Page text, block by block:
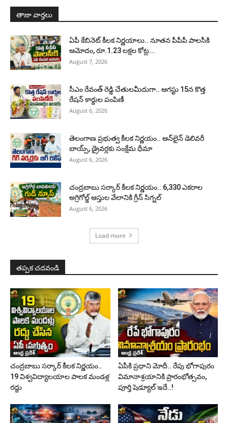
తాజా వార్తలు
ఏపీ కేబినెట్ కీలక నిర్ణయాలు.. నూతన పీపీపీ పాలసీకి
ఆమోదం, రూ.1.23 లక్షల కోట్ల...
August 7, 2026
సీఎం రేవంత్ రెడ్డి చేతులమీదుగా.. ఆగస్టు 15న కొత్త
రేషన్ కార్డుల పంపిణీ
August 6, 2026
తెలంగాణ ప్రభుత్వ కీలక నిర్ణయం.. ఆన్‌లైన్ డెలివరీ
బాయ్స్, డ్రైవర్లకు సంక్షేమ ధీమా
August 6, 2026
చంద్రబాబు సర్కార్ కీలక నిర్ణయం.. 6,330 ఎకరాల
అగ్రిగోల్డ్ ఆస్తుల వేలానికి గ్రీన్ సిగ్నల్
August 6, 2026
Load more
తప్పక చదవండి
ఆంధ్ర ప్రదేశ్
చంద్రబాబు సర్కార్ కీలక నిర్ణయం..
19 విశ్వవిద్యాలయాల పాలక మండళ్ల
రద్దు
ఆంధ్ర ప్రదేశ్
ఏపీకి ప్రధాని మోదీ.. రేపు భోగాపురం
విమానాశ్రయానికి ప్రారంభోత్సవం,
పూర్తి షెడ్యూల్ ఇదే..!